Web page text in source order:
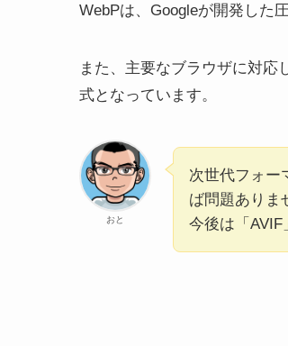
WebPは、Googleが開発した
また、主要なブラウザに対応
式となっています。
おと
次世代フォー
ば問題ありま
今後は「AVIF